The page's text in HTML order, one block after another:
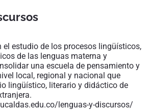
el estudio de los procesos lingüísticos,
de las lenguas materna y
una escuela de pensamiento y
local, regional y nacional que
lingüístico, literario y didáctico de
lenguas-y-discursos/